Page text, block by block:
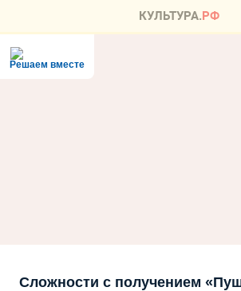
Решаем вместе
Сложности с получением